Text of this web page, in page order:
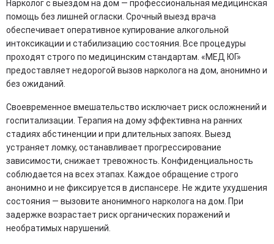
Нарколог с выездом на дом — профессиональная медицинская
помощь без лишней огласки. Срочный выезд врача
обеспечивает оперативное купирование алкогольной
интоксикации и стабилизацию состояния. Все процедуры
проходят строго по медицинским стандартам. «МЕД ЮГ»
предоставляет недорогой вызов нарколога на дом, анонимно и
без ожиданий.
Своевременное вмешательство исключает риск осложнений и
госпитализации. Терапия на дому эффективна на ранних
стадиях абстиненции и при длительных запоях. Выезд
устраняет ломку, останавливает прогрессирование
зависимости, снижает тревожность. Конфиденциальность
соблюдается на всех этапах. Каждое обращение строго
анонимно и не фиксируется в диспансере. Не ждите ухудшения
состояния — вызовите анонимного нарколога на дом. При
задержке возрастает риск органических поражений и
необратимых нарушений.